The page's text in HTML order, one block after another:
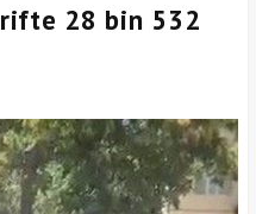
28 bin 532